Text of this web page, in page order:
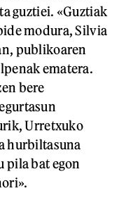
guztiei. «Guztiak
modura, Silvia
publikoaren
ematera.
bere
Urretxuko
hurbiltasuna
pila bat egon